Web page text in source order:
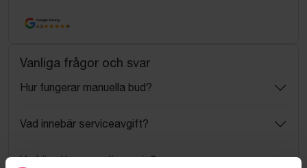
Google Rating
4.5
Vanliga frågor och svar
Hur fungerar manuella bud?
Vad innebär serviceavgift?
Vad är ett reservationspris?